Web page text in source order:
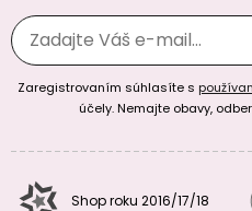
Zaregistrovaním súhlasíte s
účely. Nemajte obavy,
Shop roku 2016/17/18